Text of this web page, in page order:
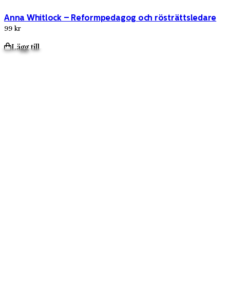
Anna Whitlock – Reformpedagog och rösträttsledare
99 kr
Lägg till